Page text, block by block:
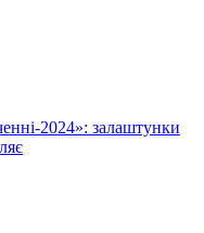
2024»: залаштунки